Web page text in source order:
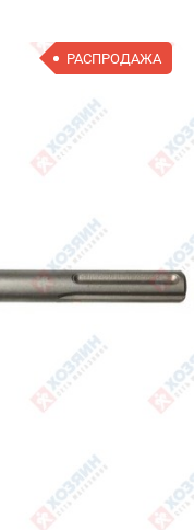
РАСПРОДАЖА